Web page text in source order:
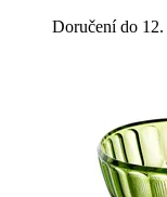
Doručení do 12.